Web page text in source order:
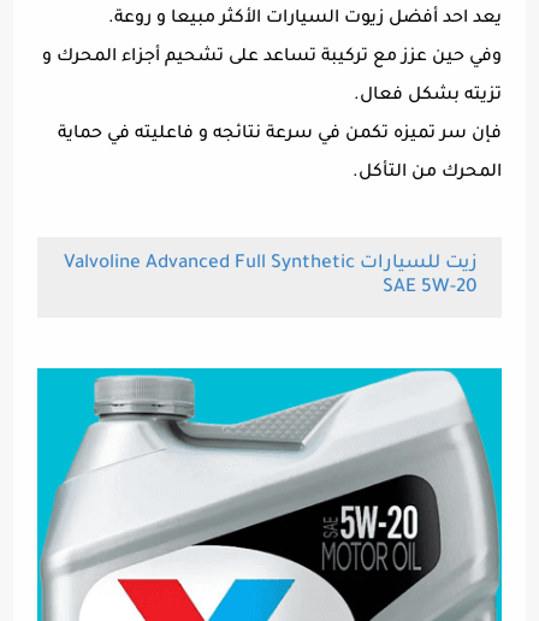
يعد احد أفضل زيوت السيارات الأكثر مبيعا و روعة.
وفي حين عزز مع تركيبة تساعد على تشحيم أجزاء المحرك و
تزيته بشكل فعال.
فإن سر تميزه تكمن في سرعة نتائجه و فاعليته في حماية
المحرك من التأكل.
زيت للسيارات Valvoline Advanced Full Synthetic
SAE 5W-20